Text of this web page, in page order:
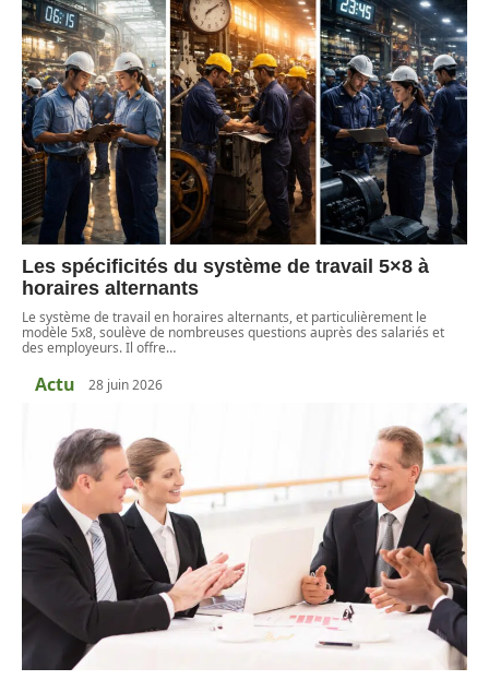
Les spécificités du système de travail 5×8 à
horaires alternants
Le système de travail en horaires alternants, et particulièrement le
modèle 5x8, soulève de nombreuses questions auprès des salariés et
des employeurs. Il offre…
Actu 28 juin 2026